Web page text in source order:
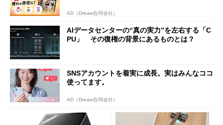
AD（Dreaw合同会社）
AIデータセンターの“真の実力”を左右する「C
PU」 その復権の背景にあるものとは？
SNSアカウントを着実に成長。実はみんなココ
使ってます。
AD（Dreaw合同会社）